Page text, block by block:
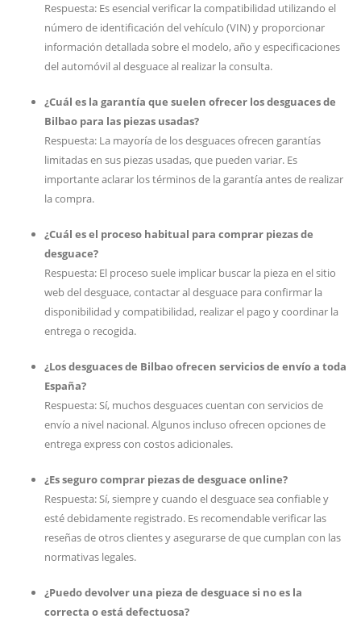
Respuesta: Es esencial verificar la compatibilidad utilizando el
número de identificación del vehículo (VIN) y proporcionar
información detallada sobre el modelo, año y especificaciones
del automóvil al desguace al realizar la consulta.
¿Cuál es la garantía que suelen ofrecer los desguaces de
Bilbao para las piezas usadas?
Respuesta: La mayoría de los desguaces ofrecen garantías
limitadas en sus piezas usadas, que pueden variar. Es
importante aclarar los términos de la garantía antes de realizar
la compra.
¿Cuál es el proceso habitual para comprar piezas de
desguace?
Respuesta: El proceso suele implicar buscar la pieza en el sitio
web del desguace, contactar al desguace para confirmar la
disponibilidad y compatibilidad, realizar el pago y coordinar la
entrega o recogida.
¿Los desguaces de Bilbao ofrecen servicios de envío a toda
España?
Respuesta: Sí, muchos desguaces cuentan con servicios de
envío a nivel nacional. Algunos incluso ofrecen opciones de
entrega express con costos adicionales.
¿Es seguro comprar piezas de desguace online?
Respuesta: Sí, siempre y cuando el desguace sea confiable y
esté debidamente registrado. Es recomendable verificar las
reseñas de otros clientes y asegurarse de que cumplan con las
normativas legales.
¿Puedo devolver una pieza de desguace si no es la
correcta o está defectuosa?